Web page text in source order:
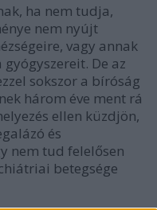
ha nem tudja,
nem nyújt
vagy annak
De az
sokszor a bíróság
három éve ment rá
ellen küzdjön,
és
nem tud felelősen
betegsége